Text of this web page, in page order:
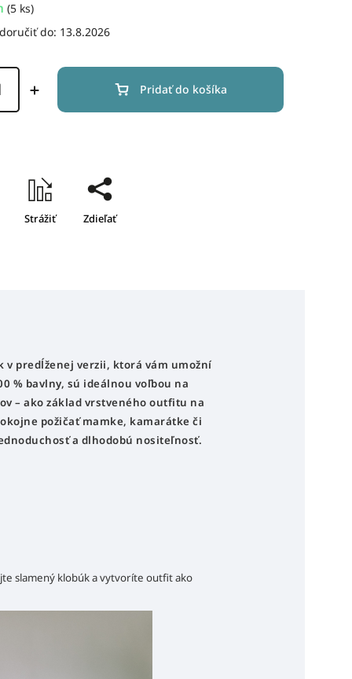
(5 ks)
do: 13.8.2026
Pridať do košíka
Strážiť Zdieľať
v predĺženej verzii, ktorá vám umožní
% bavlny, sú ideálnou voľbou na
– ako základ vrstveného outfitu na
požičať mamke, kamarátke či
a dlhodobú nositeľnosť.
slamený klobúk a vytvoríte outfit ako